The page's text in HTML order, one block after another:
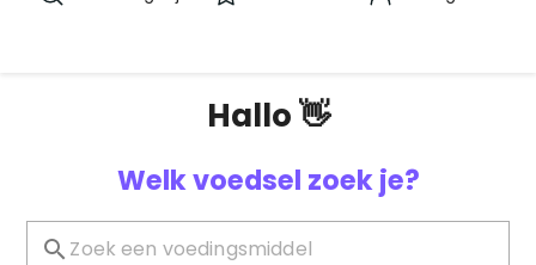
Hallo 👋
Welk voedsel zoek je?